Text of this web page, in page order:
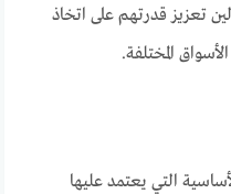
تعزيز قدرتهم على اتخاذ
المختلفة.
التي يعتمد عليها